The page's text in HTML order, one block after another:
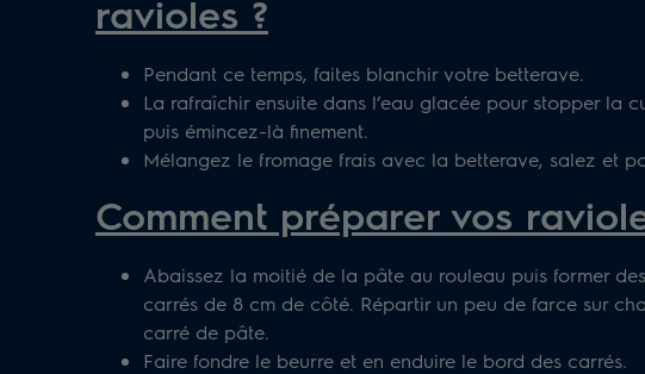
ravioles ?
Pendant ce temps, faites blanchir votre betterave.
La rafraîchir ensuite dans l’eau glacée pour stopper la
puis émincez-là finement.
Mélangez le fromage frais avec la betterave, salez et
Comment préparer vos
Abaissez la moitié de la pâte au rouleau puis former des
carrés de 8 cm de côté. Répartir un peu de farce sur
carré de pâte.
Faire fondre le beurre et en enduire le bord des carrés.